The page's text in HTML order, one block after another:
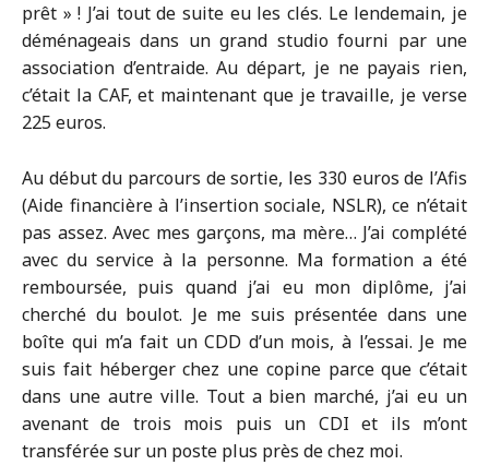
prêt » ! J’ai tout de suite eu les clés. Le lendemain, je
déménageais dans un grand studio fourni par une
association d’entraide. Au départ, je ne payais rien,
c’était la CAF, et maintenant que je travaille, je verse
225 euros.
Au début du parcours de sortie, les 330 euros de l’Afis
(Aide financière à l’insertion sociale, NSLR), ce n’était
pas assez. Avec mes garçons, ma mère… J’ai complété
avec du service à la personne. Ma formation a été
remboursée, puis quand j’ai eu mon diplôme, j’ai
cherché du boulot. Je me suis présentée dans une
boîte qui m’a fait un CDD d’un mois, à l’essai. Je me
suis fait héberger chez une copine parce que c’était
dans une autre ville. Tout a bien marché, j’ai eu un
avenant de trois mois puis un CDI et ils m’ont
transférée sur un poste plus près de chez moi.